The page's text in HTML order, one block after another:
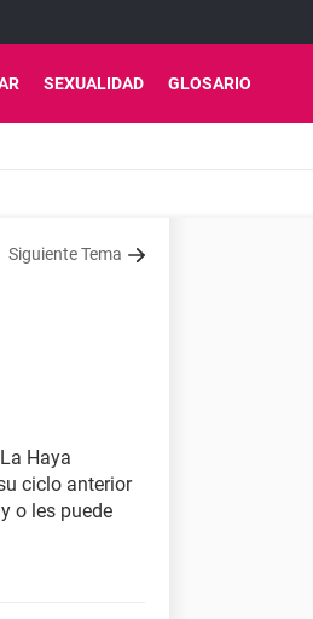
SEXUALIDAD GLOSARIO
Siguiente Tema
Haya
ciclo anterior
o les puede